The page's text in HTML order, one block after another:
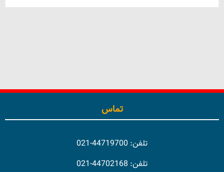
تماس
تلفن: 44719700-021
تلفن: 44702168-021